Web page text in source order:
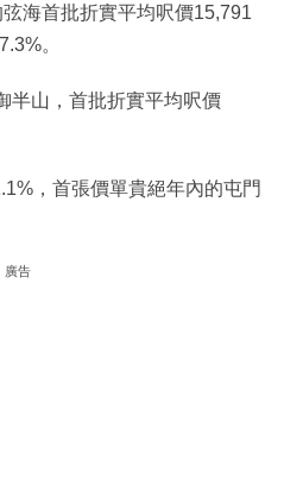
海首批折實平均呎價15,791
。
半山，首批折實平均呎價
，首張價單貴絕年內的屯門
廣告